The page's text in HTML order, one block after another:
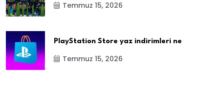
Temmuz 15, 2026
PlayStation Store yaz indirimleri ne
Temmuz 15, 2026